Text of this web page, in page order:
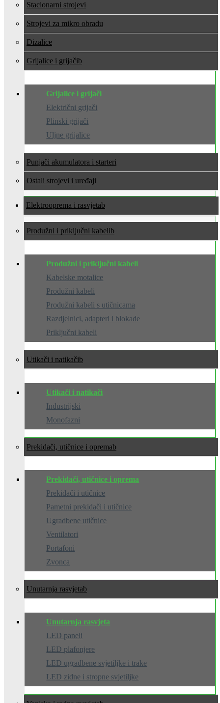
Stacionarni strojevi
Strojevi za mikro obradu
Dizalice
Grijalice i grijači
Grijalice i grijači
Električni grijači
Plinski grijači
Uljne grijalice
Punjači akumulatora i starteri
Ostali strojevi i uređaji
Elektrooprema i rasvjeta
Produžni i priključni kabeli
Produžni i priključni kabeli
Kabelske motalice
Produžni kabeli
Produžni kabeli s utičnicama
Razdjelnici, adapteri i blokade
Priključni kabeli
Utikači i natikači
Utikači i natikači
Industrijski
Monofazni
Prekidači, utičnice i oprema
Prekidači, utičnice i oprema
Prekidači i utičnice
Pametni prekidači i utičnice
Ugradbene utičnice
Ventilatori
Portafoni
Zvonca
Unutarnja rasvjeta
Unutarnja rasvjeta
LED paneli
LED plafonjere
LED ugradbene svjetiljke i trake
LED zidne i stropne svjetiljke